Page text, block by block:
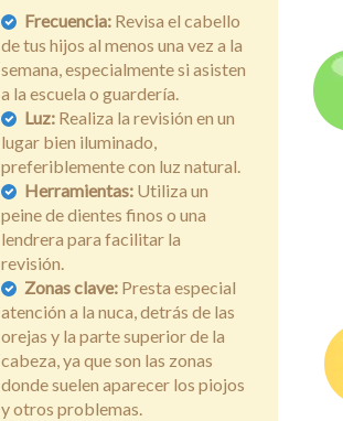
Frecuencia: Revisa el cabello
de tus hijos al menos una vez a la
semana, especialmente si asisten
a la escuela o guardería.
Luz: Realiza la revisión en un
lugar bien iluminado,
preferiblemente con luz natural.
Herramientas: Utiliza un
peine de dientes finos o una
lendrera para facilitar la
revisión.
Zonas clave: Presta especial
atención a la nuca, detrás de las
orejas y la parte superior de la
cabeza, ya que son las zonas
donde suelen aparecer los piojos
y otros problemas.